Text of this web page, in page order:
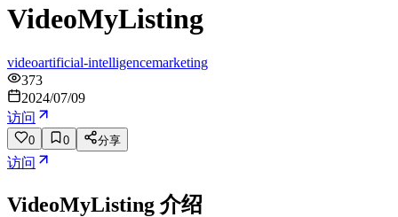
VideoMyListing
videoartificial-intelligencemarketing
373
2024/07/09
访问
0 0 分享
访问
VideoMyListing 介绍